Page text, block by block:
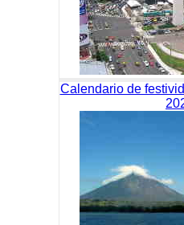
Calendario de